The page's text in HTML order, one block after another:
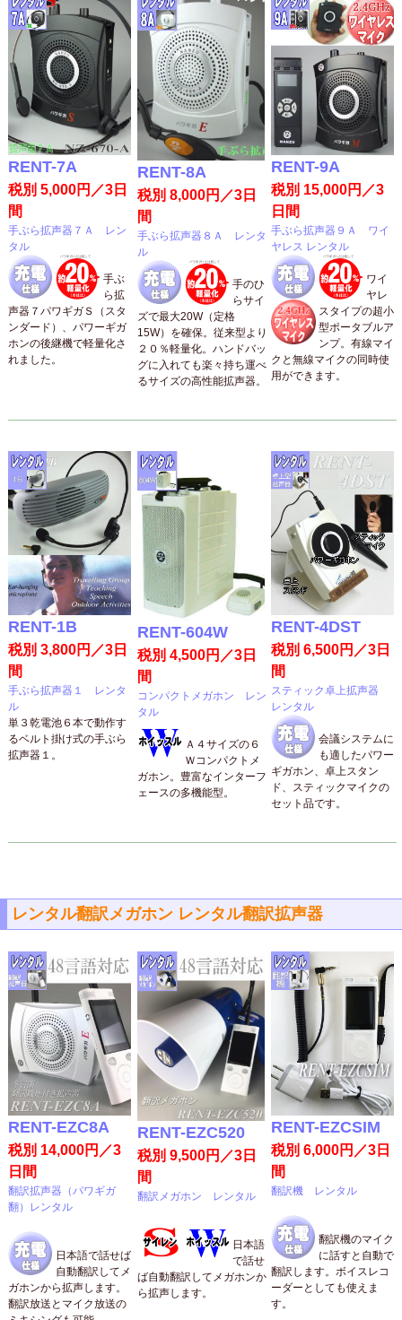
RENT-7A
税別 5,000円／3日
間
手ぶら拡声器７Ａ レン
タル
手ぶ
ら拡
声器７パワギガＳ（スタ
ンダード）、パワーギガ
ホンの後継機で軽量化さ
れました。
RENT-8A
税別 8,000円／3日
間
手ぶら拡声器８Ａ レンタ
ル
手のひ
らサイ
ズで最大20W（定格
15W）を確保。従来型より
２０％軽量化。ハンドバッ
グに入れても楽々持ち運べ
るサイズの高性能拡声器。
RENT-9A
税別 15,000円／3
日間
手ぶら拡声器９Ａ ワイ
ヤレス レンタル
ワイ
ヤレ
スタイプの超小
型ポータブルア
ンプ。有線マイ
クと無線マイクの同時使
用ができます。
RENT-1B
税別 3,800円／3日
間
手ぶら拡声器１ レンタ
ル
単３乾電池６本で動作す
るベルト掛け式の手ぶら
拡声器１。
RENT-604W
税別 4,500円／3日
間
コンパクトメガホン レン
タル
Ａ４サイズの６
Ｗコンパクトメ
ガホン。豊富なインターフ
ェースの多機能型。
RENT-4DST
税別 6,500円／3日
間
スティック卓上拡声器
レンタル
会議システムに
も適したパワー
ギガホン、卓上スタン
ド、スティックマイクの
セット品です。
レンタル翻訳メガホン レンタル翻訳拡声器
RENT-EZC8A
税別 14,000円／3
日間
翻訳拡声器（パワギガ
翻）レンタル
日本語で話せば
自動翻訳してメ
ガホンから拡声します。
翻訳放送とマイク放送の
RENT-EZC520
税別 9,500円／3日
間
翻訳メガホン レンタル
日本語
で話せ
ば自動翻訳してメガホンか
ら拡声します。
RENT-EZCSIM
税別 6,000円／3日
間
翻訳機 レンタル
翻訳機のマイク
に話すと自動で
翻訳します。ボイスレコ
ーダーとしても使えま
す。